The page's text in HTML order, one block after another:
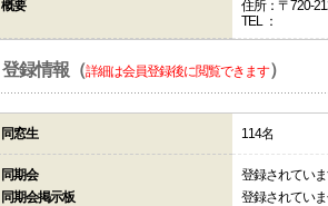
概要
住所：〒720-
TEL ：
登録情報（詳細は会員登録後に閲覧できます）
同窓生 114名
同期会
同期会掲示板
登録されていま
登録されていま